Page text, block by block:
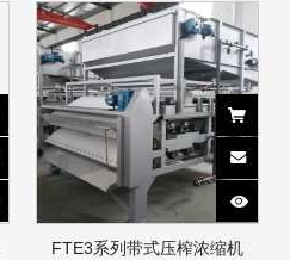
FTE3系列带式压榨浓缩机